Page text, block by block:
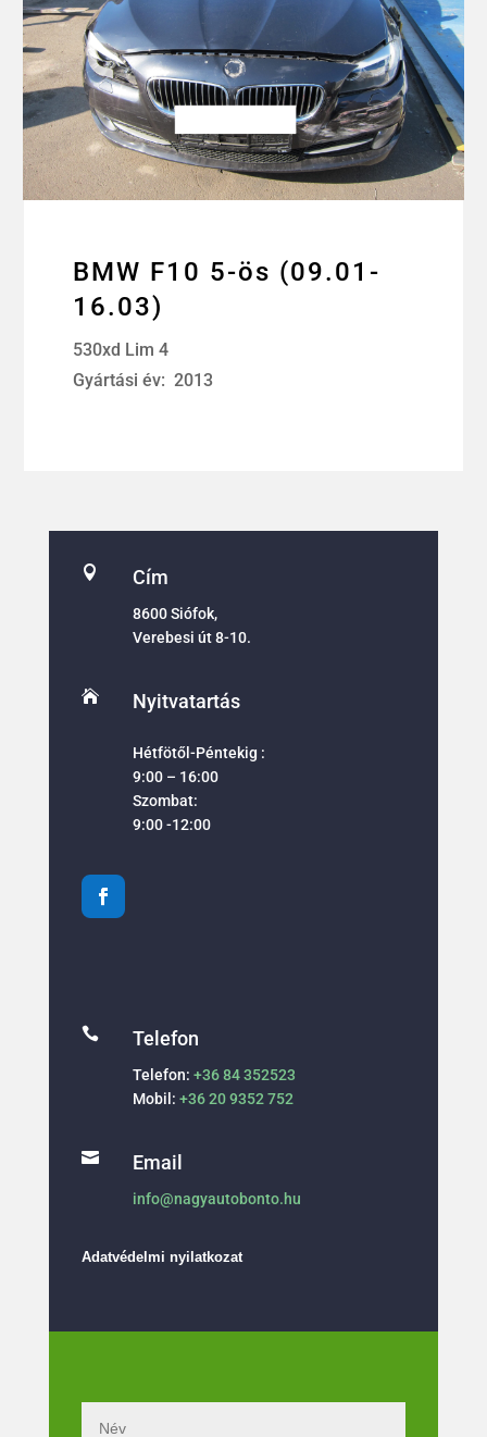
BMW F10 5-ös (09.01-
16.03)
530xd Lim 4
Gyártási év: 2013
 Cím
8600 Siófok,
Verebesi út 8-10.
 Nyitvatartás
Hétfötől-Péntekig :
9:00 – 16:00
Szombat:
9:00 -12:00
 Telefon
Telefon: +36 84 352523
Mobil: +36 20 9352 752
 Email
info@nagyautobonto.hu
Adatvédelmi nyilatkozat